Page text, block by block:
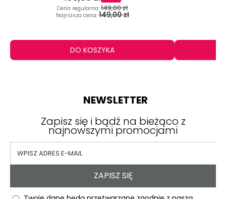
Cena regularna:149,00 zł
Najniższa cena:149,00 zł
DO KOSZYKA
NEWSLETTER
Zapisz się i bądź na bieżąco z
najnowszymi promocjami
ZAPISZ SIĘ